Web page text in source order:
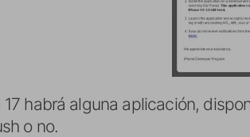
17 habrá alguna aplicación,
o no.